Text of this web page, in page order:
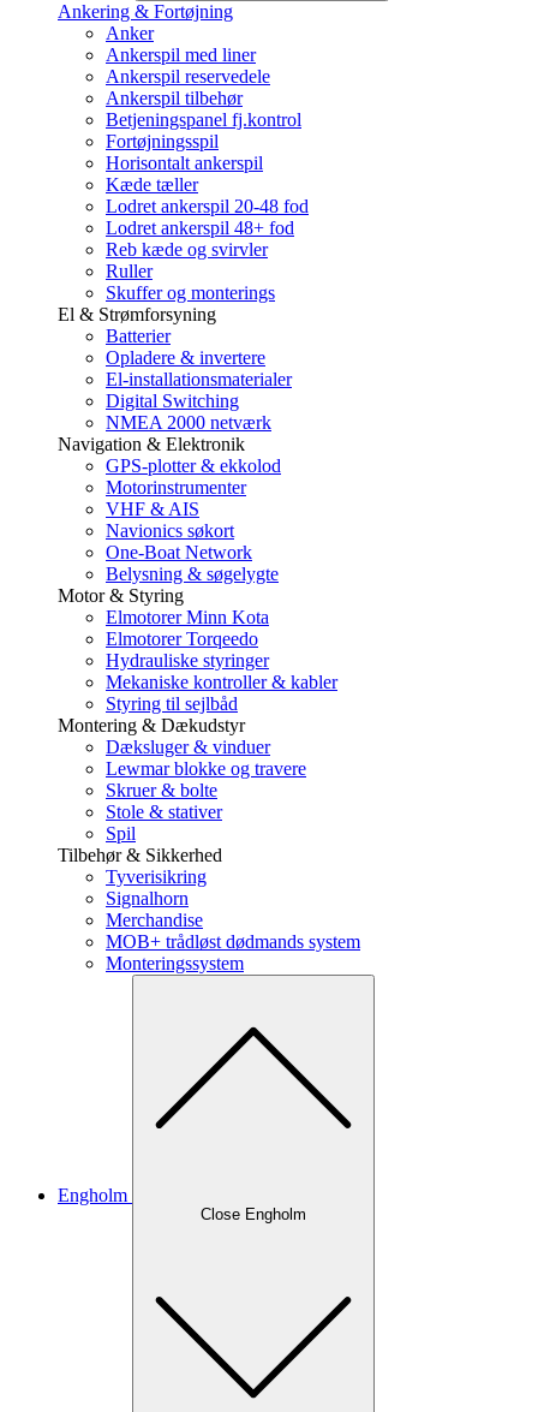
Ankering & Fortøjning
Anker
Ankerspil med liner
Ankerspil reservedele
Ankerspil tilbehør
Betjeningspanel fj.kontrol
Fortøjningsspil
Horisontalt ankerspil
Kæde tæller
Lodret ankerspil 20-48 fod
Lodret ankerspil 48+ fod
Reb kæde og svirvler
Ruller
Skuffer og monterings
El & Strømforsyning
Batterier
Opladere & invertere
El-installationsmaterialer
Digital Switching
NMEA 2000 netværk
Navigation & Elektronik
GPS-plotter & ekkolod
Motorinstrumenter
VHF & AIS
Navionics søkort
One-Boat Network
Belysning & søgelygte
Motor & Styring
Elmotorer Minn Kota
Elmotorer Torqeedo
Hydrauliske styringer
Mekaniske kontroller & kabler
Styring til sejlbåd
Montering & Dækudstyr
Dæksluger & vinduer
Lewmar blokke og travere
Skruer & bolte
Stole & stativer
Spil
Tilbehør & Sikkerhed
Tyverisikring
Signalhorn
Merchandise
MOB+ trådløst dødmands system
Monteringssystem
Engholm
Close Engholm